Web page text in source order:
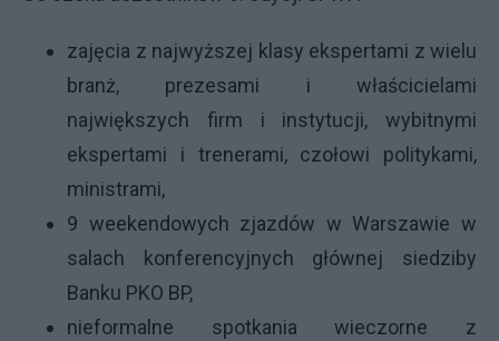
zajęcia z najwyższej klasy ekspertami z wielu
branż, prezesami i właścicielami
największych firm i instytucji, wybitnymi
ekspertami i trenerami, czołowi politykami,
ministrami,
9 weekendowych zjazdów w Warszawie w
salach konferencyjnych głównej siedziby
Banku PKO BP,
nieformalne spotkania wieczorne z